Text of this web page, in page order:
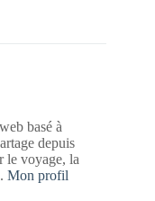
basé à
depuis
le voyage, la
Mon profil